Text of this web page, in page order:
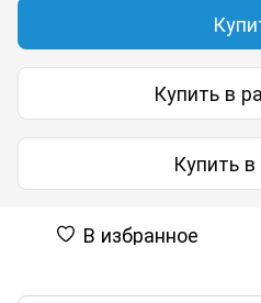
Купить в
Купить
В избранное